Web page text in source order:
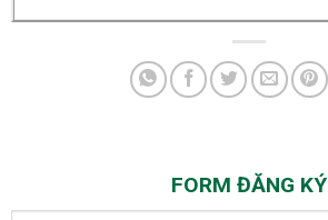
FORM ĐĂNG KÝ